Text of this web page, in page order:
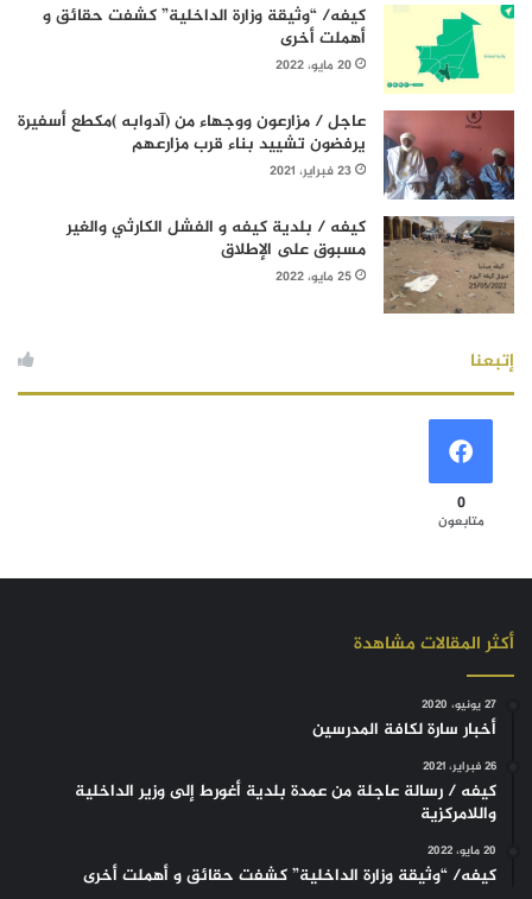
كيفه/ “وثيقة وزارة الداخلية” كشفت حقائق و
أهملت أخرى
20 مايو، 2022
عاجل / مزارعون ووجهاء من (آدوابه )مكطع أسفيرة
يرفضون تشييد بناء قرب مزارعهم
23 فبراير، 2021
كيفه / بلدية كيفه و الفشل الكارثي والغير
مسبوق على الإطلاق
25 مايو، 2022
إتبعنا
0
متابعون
أكثر المقالات مشاهدة
27 يونيو، 2020
أخبار سارة لكافة المدرسين
26 فبراير، 2021
كيفه / رسالة عاجلة من عمدة بلدية أغورط إلى وزير الداخلية
واللامركزية
20 مايو، 2022
كيفه/ “وثيقة وزارة الداخلية” كشفت حقائق و أهملت أخرى